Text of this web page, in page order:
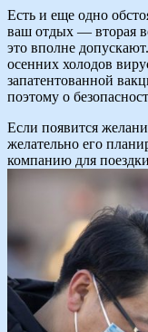
Есть и еще одно
ваш отдых — вторая
это вполне
осенних холодов
запатентованной
поэтому о
Если появится
желательно его
компанию для